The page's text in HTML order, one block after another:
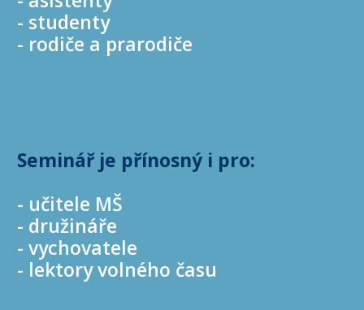
- studenty
- rodiče a prarodiče
Seminář je přínosný i pro:
- učitele MŠ
- družináře
- vychovatele
- lektory volného času